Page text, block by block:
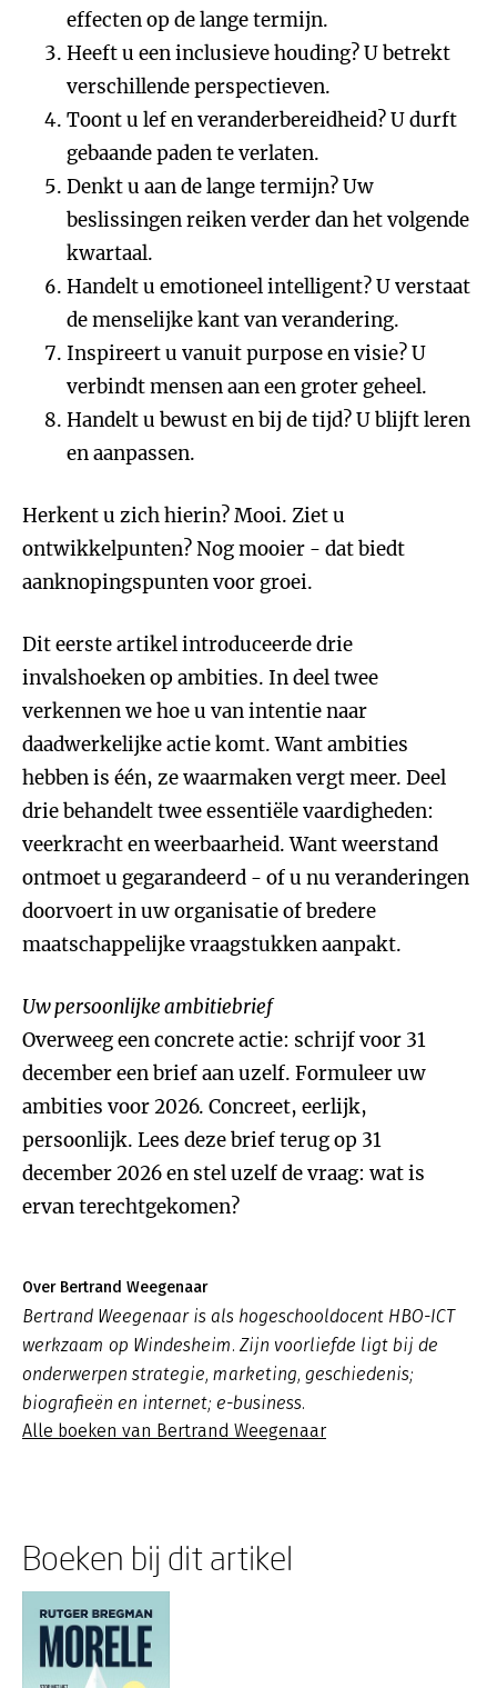
effecten op de lange termijn.
Heeft u een inclusieve houding? U betrekt
verschillende perspectieven.
Toont u lef en veranderbereidheid? U durft
gebaande paden te verlaten.
Denkt u aan de lange termijn? Uw
beslissingen reiken verder dan het volgende
kwartaal.
Handelt u emotioneel intelligent? U verstaat
de menselijke kant van verandering.
Inspireert u vanuit purpose en visie? U
verbindt mensen aan een groter geheel.
Handelt u bewust en bij de tijd? U blijft leren
en aanpassen.
Herkent u zich hierin? Mooi. Ziet u
ontwikkelpunten? Nog mooier - dat biedt
aanknopingspunten voor groei.
Dit eerste artikel introduceerde drie
invalshoeken op ambities. In deel twee
verkennen we hoe u van intentie naar
daadwerkelijke actie komt. Want ambities
hebben is één, ze waarmaken vergt meer. Deel
drie behandelt twee essentiële vaardigheden:
veerkracht en weerbaarheid. Want weerstand
ontmoet u gegarandeerd - of u nu veranderingen
doorvoert in uw organisatie of bredere
maatschappelijke vraagstukken aanpakt.
Uw persoonlijke ambitiebrief
Overweeg een concrete actie: schrijf voor 31
december een brief aan uzelf. Formuleer uw
ambities voor 2026. Concreet, eerlijk,
persoonlijk. Lees deze brief terug op 31
december 2026 en stel uzelf de vraag: wat is
ervan terechtgekomen?
Over Bertrand Weegenaar
Bertrand Weegenaar is als hogeschooldocent HBO-ICT
werkzaam op Windesheim. Zijn voorliefde ligt bij de
onderwerpen strategie, marketing, geschiedenis;
biografieën en internet; e-business.
Alle boeken van Bertrand Weegenaar
Boeken bij dit artikel